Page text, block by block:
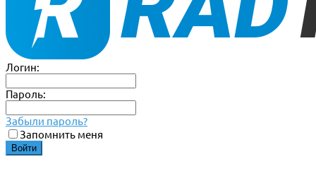
Логин:
Пароль:
Забыли пароль?
Запомнить меня